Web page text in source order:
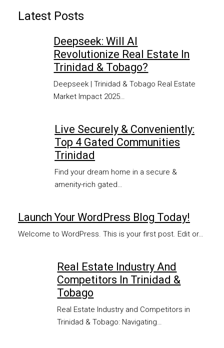
Latest Posts
Deepseek: Will AI
Revolutionize Real Estate In
Trinidad & Tobago?
Deepseek | Trinidad & Tobago Real Estate
Market Impact 2025…
Live Securely & Conveniently:
Top 4 Gated Communities
Trinidad
Find your dream home in a secure &
amenity-rich gated…
Launch Your WordPress Blog Today!
Welcome to WordPress. This is your first post. Edit or…
Real Estate Industry And
Competitors In Trinidad &
Tobago
Real Estate Industry and Competitors in
Trinidad & Tobago: Navigating…